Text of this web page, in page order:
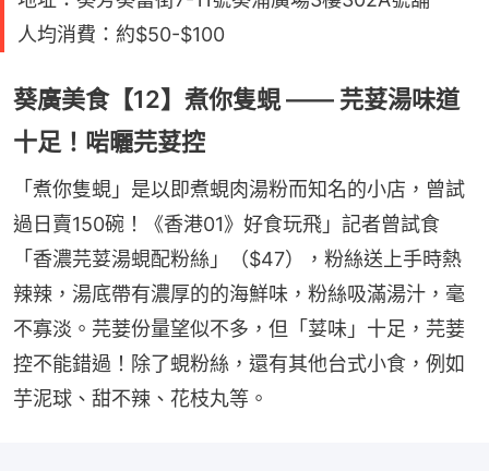
人均消費：約$50-$100
葵廣美食【12】煮你隻蜆 —— 芫荽湯味道
十足！啱曬芫荽控
「煮你隻蜆」是以即煮蜆肉湯粉而知名的小店，曾試
過日賣150碗！《香港01》好食玩飛」記者曾試食
「香濃芫荽湯蜆配粉絲」（$47），粉絲送上手時熱
辣辣，湯底帶有濃厚的的海鮮味，粉絲吸滿湯汁，毫
不寡淡。芫菨份量望似不多，但「荽味」十足，芫菨
控不能錯過！除了蜆粉絲，還有其他台式小食，例如
芋泥球、甜不辣、花枝丸等。